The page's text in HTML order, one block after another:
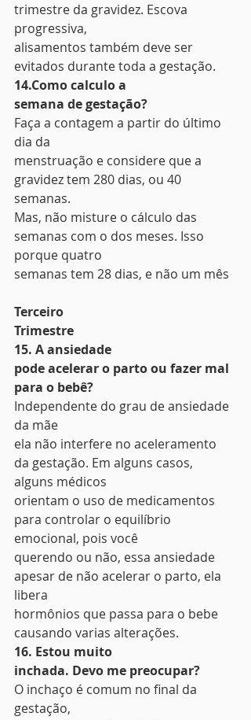
trimestre da gravidez. Escova
progressiva,
alisamentos também deve ser
evitados durante toda a gestação.
14.Como calculo a
semana de gestação?
Faça a contagem a partir do último
dia da
menstruação e considere que a
gravidez tem 280 dias, ou 40
semanas.
Mas, não misture o cálculo das
semanas com o dos meses. Isso
porque quatro
semanas tem 28 dias, e não um mês
Terceiro
Trimestre
15. A ansiedade
pode acelerar o parto ou fazer mal
para o bebê?
Independente do grau de ansiedade
da mãe
ela não interfere no aceleramento
da gestação. Em alguns casos,
alguns médicos
orientam o uso de medicamentos
para controlar o equilíbrio
emocional, pois você
querendo ou não, essa ansiedade
apesar de não acelerar o parto, ela
libera
hormônios que passa para o bebe
causando varias alterações.
16. Estou muito
inchada. Devo me preocupar?
O inchaço é comum no final da
gestação,